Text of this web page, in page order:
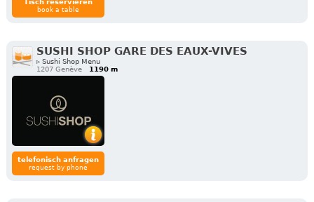
Tisch reservieren
book a table
SUSHI SHOP GARE DES EAUX-VIVES
▹ Sushi Shop Menu
1207 Genève
1190 m
telefonisch anfragen
request by phone